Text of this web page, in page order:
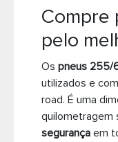
Pneus 4x4
Pneus de moto
Pneus de Van
Pneus de caminhão
Oficinas de Pneus
Contato
Compre
pelo
Os pneus 255/
utilizados e
road. É uma
quilometragem
segurançaem